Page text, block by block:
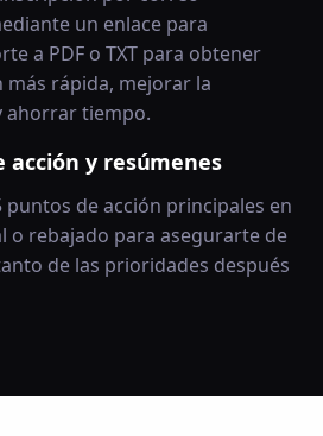
un enlace para
a PDF o TXT para obtener
rápida, mejorar la
ahorrar tiempo.
acción y resúmenes
puntos de acción principales en
o rebajado para asegurarte de
de las prioridades después